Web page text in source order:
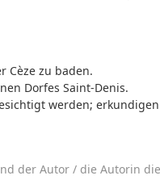
Cèze zu baden.
Dorfes Saint-Denis.
werden;
der Autor / die Autorin